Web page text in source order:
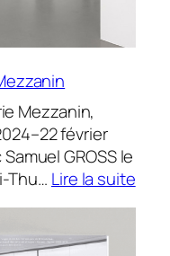
Mezzanin,
février
GROSS le
Thu… Lire la suite: